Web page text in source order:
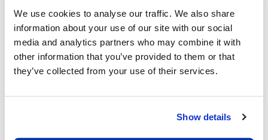
We use cookies to analyse our traffic. We also share
information about your use of our site with our social
media and analytics partners who may combine it with
other information that you’ve provided to them or that
they’ve collected from your use of their services.
Show details
Gym & Danse
Le camp de danse et de gymnastique combine
des éléments de deux de nos camps d’été très
appréciés. Les participants auront la chance de
que sur des poutres, des sauts de cheval et des